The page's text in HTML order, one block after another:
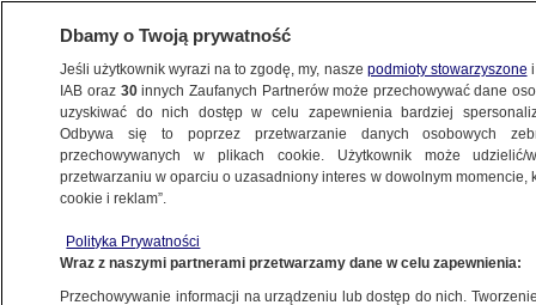
Dbamy o Twoją prywatność
Jeśli użytkownik wyrazi na to zgodę, my, nasze podmioty stowarzyszone
IAB oraz 30innych Zaufanych Partnerów może przechowywać dane
uzyskiwać do nich dostęp w celu zapewnienia bardziej
Odbywa się to poprzez przetwarzanie danych osobowych
przechowywanych w plikach cookie. Użytkownik może
przetwarzaniu w oparciu o uzasadniony interes w dowolnym momencie,
cookie i reklam”.
Polityka Prywatności
Wraz z naszymi partnerami przetwarzamy dane w celu zapewnienia:
Przechowywanie informacji na urządzeniu lub dostęp do nich.